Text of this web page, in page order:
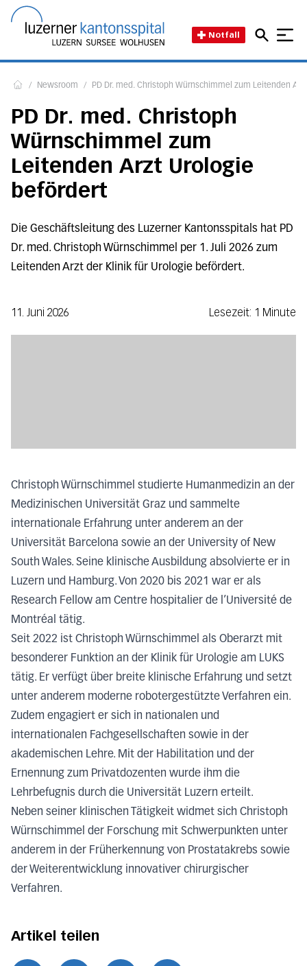
Notfall
/ Newsroom / PD Dr. med. Christoph Würnschimmel zum Leitenden
PD Dr. med. Christoph
Würnschimmel zum
Leitenden Arzt Urologie
befördert
Die Geschäftsleitung des Luzerner Kantonsspitals hat PD
Dr. med. Christoph Würnschimmel per 1. Juli 2026 zum
Leitenden Arzt der Klinik für Urologie befördert.
11. Juni 2026 Lesezeit: 1 Minute
Christoph Würnschimmel studierte Humanmedizin an der
Medizinischen Universität Graz und sammelte
internationale Erfahrung unter anderem an der
Universität Barcelona sowie an der University of New
South Wales. Seine klinische Ausbildung absolvierte er in
Luzern und Hamburg. Von 2020 bis 2021 war er als
Research Fellow am Centre hospitalier de l’Université de
Montréal tätig.
Seit 2022 ist Christoph Würnschimmel als Oberarzt mit
besonderer Funktion an der Klinik für Urologie am LUKS
tätig. Er verfügt über breite klinische Erfahrung und setzt
unter anderem moderne robotergestützte Verfahren ein.
Zudem engagiert er sich in nationalen und
internationalen Fachgesellschaften sowie in der
akademischen Lehre. Mit der Habilitation und der
Ernennung zum Privatdozenten wurde ihm die
Lehrbefugnis durch die Universität Luzern erteilt.
Neben seiner klinischen Tätigkeit widmet sich Christoph
Würnschimmel der Forschung mit Schwerpunkten unter
anderem in der Früherkennung von Prostatakrebs sowie
der Weiterentwicklung innovativer chirurgischer
Verfahren.
Artikel teilen